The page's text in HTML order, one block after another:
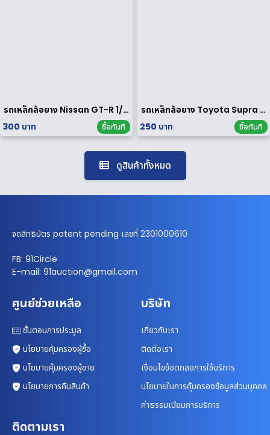
รถเหล็กล้อยาง Nissan GT-R 1/64
300 บาท
ซื้อทันที
รถเหล็กล้อยาง Toyota Supra 1/64
250 บาท
ซื้อทันที
ดูสินค้าทั้งหมด
จดสิทธิบัตร patent pending เลขที่ 2301000610
FB: 91Circle
E-mail: 91auction@gmail.com
ศูนย์ช่วยเหลือ
ขั้นตอนการประมูล
นโยบายคุ้มครองผู้ซื้อ
นโยบายคุ้มครองผู้ขาย
นโยบายการคืนสินค้า
บริษัท
เกี่ยวกับเรา
ติดต่อเรา
เงื่อนไขข้อตกลงการใช้บริการ
นโยบายในการคุ้มครองข้อมูลส่วนบุคคล
ค่าธรรมเนียมการบริการ
ติดตามเรา